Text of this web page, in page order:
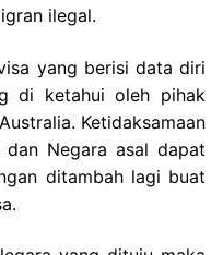
ilegal.
yang berisi data diri
di ketahui oleh pihak
Ketidaksamaan
dan Negara asal dapat
ditambah lagi buat